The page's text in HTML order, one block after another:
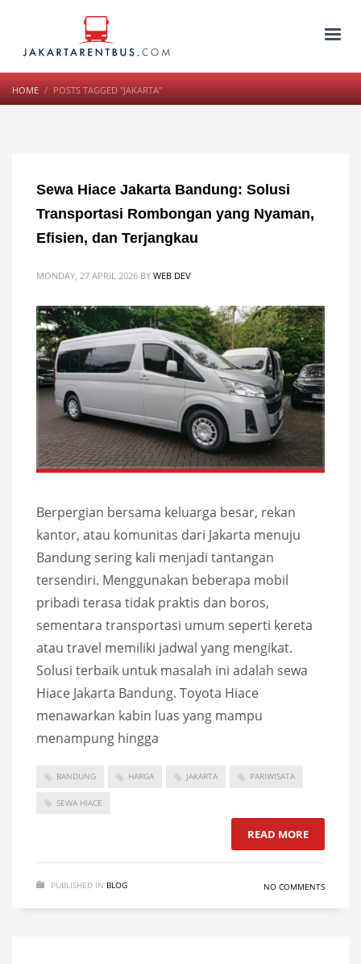
HOME POSTS TAGGED "JAKARTA"
Sewa Hiace Jakarta Bandung: Solusi
Transportasi Rombongan yang Nyaman,
Efisien, dan Terjangkau
MONDAY, 27 APRIL 2026 BY WEB DEV
Berpergian bersama keluarga besar, rekan
kantor, atau komunitas dari Jakarta menuju
Bandung sering kali menjadi tantangan
tersendiri. Menggunakan beberapa mobil
pribadi terasa tidak praktis dan boros,
sementara transportasi umum seperti kereta
atau travel memiliki jadwal yang mengikat.
Solusi terbaik untuk masalah ini adalah sewa
Hiace Jakarta Bandung. Toyota Hiace
menawarkan kabin luas yang mampu
menampung hingga
BANDUNG HARGA JAKARTA PARIWISATA
SEWA HIACE
READ MORE
PUBLISHED IN BLOG NO COMMENTS